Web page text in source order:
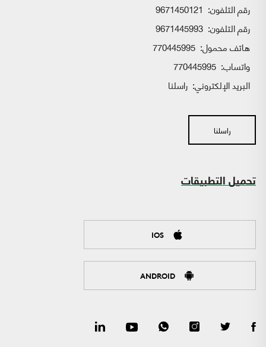
رقم التلفون: 9671450121
رقم التلفون: 9671445993
هاتف محمول: 770445995
واتساب:
البريد الإلكتروني: راسلنا
راسلنا
تحميل التطبيقات
IOS
ANDROID